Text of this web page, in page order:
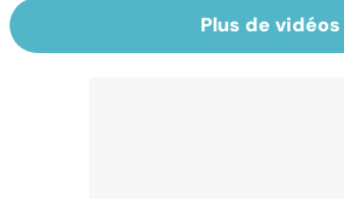
Plus de vidéos